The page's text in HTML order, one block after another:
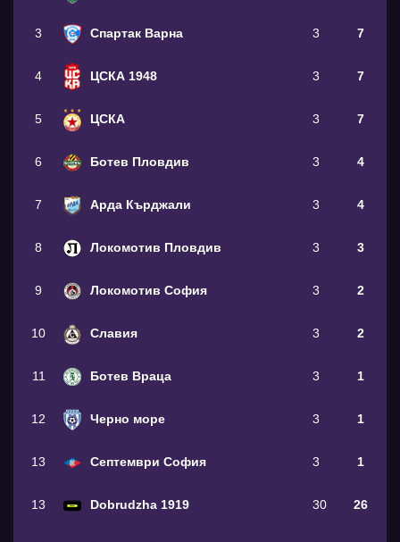
3 Спартак Варна 3 7
4 ЦСКА 1948 3 7
5 ЦСКА 3 7
6 Ботев Пловдив 3 4
7 Арда Кърджали 3 4
8 Локомотив Пловдив 3 3
9 Локомотив София 3 2
10 Славия 3 2
11 Ботев Враца 3 1
12 Черно море 3 1
13 Септември София 3 1
13 Dobrudzha 1919 30 26